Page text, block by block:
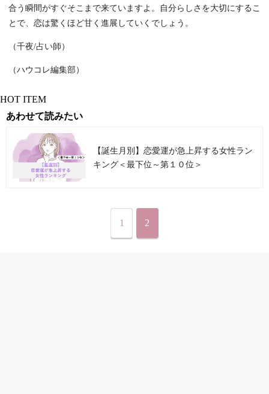
合う瞬間がすぐそこまで来ていますよ。自分らしさを大切にするこ
とで、恋は驚くほど甘く進展していくでしょう。
（千夜/占い師）
（ハウコレ編集部）
HOT ITEM
あわせて読みたい
【誕生月別】恋愛運が急上昇する女性ラン
キング＜最下位～第１０位＞
1 2